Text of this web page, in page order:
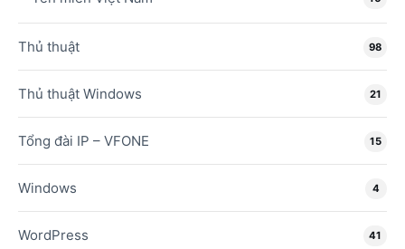
Thủ thuật 98
Thủ thuật Windows 21
Tổng đài IP – VFONE 15
Windows 4
WordPress 41